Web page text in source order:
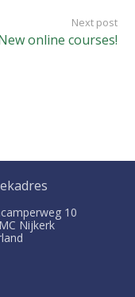
Next post
online courses!
10
Nijkerk